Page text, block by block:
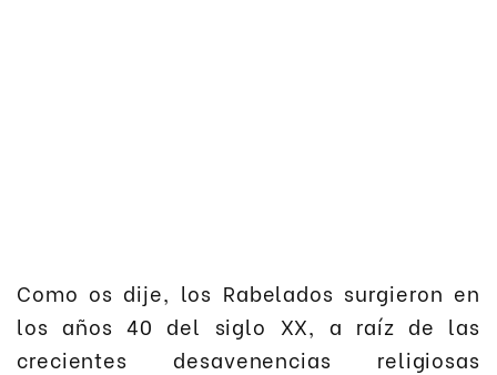
Como os dije, los Rabelados surgieron en
los años 40 del siglo XX, a raíz de las
crecientes desavenencias religiosas